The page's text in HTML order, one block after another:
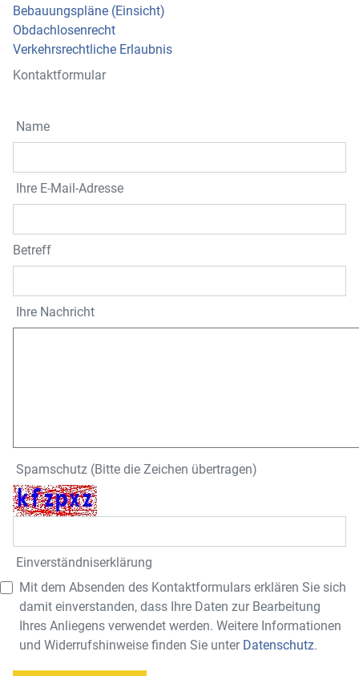
Bebauungspläne (Einsicht)
Obdachlosenrecht
Verkehrsrechtliche Erlaubnis
Kontaktformular
Name
Ihre E-Mail-Adresse
Betreff
Ihre Nachricht
Spamschutz (Bitte die Zeichen übertragen)
Einverständnis­erklärung
Mit dem Absenden des Kontaktformulars erklären Sie sich
damit einverstanden, dass Ihre Daten zur Bearbeitung
Ihres Anliegens verwendet werden. Weitere Informationen
und Widerrufshinweise finden Sie unter Datenschutz.